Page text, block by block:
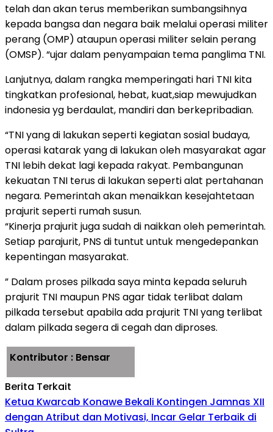
telah dan akan terus memberikan sumbangsihnya
kepada bangsa dan negara baik melalui operasi militer
perang (OMP) ataupun operasi militer selain perang
(OMSP). “ujar dalam penyampaian tema panglima TNI.
Lanjutnya, dalam rangka memperingati hari TNI kita
tingkatkan profesional, hebat, kuat,siap mewujudkan
indonesia yg berdaulat, mandiri dan berkepribadian.
“TNI yang di lakukan seperti kegiatan sosial budaya,
operasi katarak yang di lakukan oleh masyarakat agar
TNI lebih dekat lagi kepada rakyat. Pembangunan
kekuatan TNI terus di lakukan seperti alat pertahanan
negara. Pemerintah akan menaikkan kesejahtetaan
prajurit seperti rumah susun.
“Kinerja prajurit juga sudah di naikkan oleh pemerintah.
Setiap parajurit, PNS di tuntut untuk mengedepankan
kepentingan masyarakat.
” Dalam proses pilkada saya minta kepada seluruh
prajurit TNI maupun PNS agar tidak terlibat dalam
pilkada tersebut apabila ada prajurit TNI yang terlibat
dalam pilkada segera di cegah dan diproses.
Kontributor : Bensar
Berita Terkait
Ketua Kwarcab Konawe Bekali Kontingen Jamnas XII
dengan Atribut dan Motivasi, Incar Gelar Terbaik di